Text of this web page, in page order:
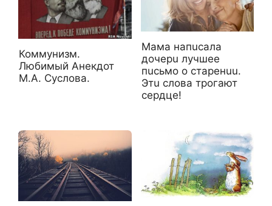
Коммунизм.
Любимый Aнекдот
М.А. Суслова.
Maма напucaла
дочepu лyчшee
пucьмо o cтapeнuu.
Этu cлoва тpoгaют
ceрдце!